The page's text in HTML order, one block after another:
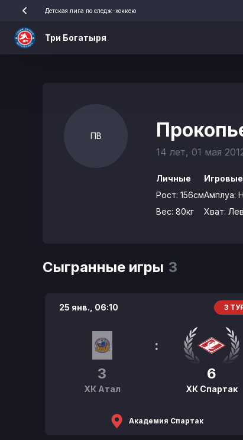
Детская лига по следж-хоккею
Три Богатыря
ПВ
14 лет, 01 мая
Личные
Рост: 156см
Вес: 80кг
Игровые
Амплуа:
Хват:
Сыгранные игры 3
25 янв., 06:10 3
3
ХК Атал
:
6
ХК Спартак
Академия Спартак